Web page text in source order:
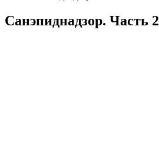
Санэпиднадзор. Часть 2